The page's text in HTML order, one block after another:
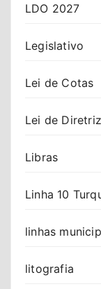
LDO 2027
Legislativo
Lei de Cotas
Lei de
Libras
Linha 10
linhas
litografia